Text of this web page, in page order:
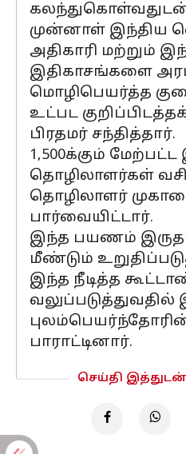
முன்னாள் இந்திய
அதிகாரி மற்றும்
இதிகாசங்களை
மொழிபெயர்த்த
உட்பட
பிரதமர் சந்தித்தார்.
1,500க்கும்
தொழிலாளர்கள்
தொழிலாளர்
பார்வையிட்டார்.
இந்த பயணம்
மீண்டும்
இந்த நீடித்த
வலுப்படுத்துவதில்
பாராட்டினார்.
செய்தி இத்துடன்